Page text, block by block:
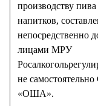
производству
напитков,
непосредственно
лицами МРУ
не
«ОША».